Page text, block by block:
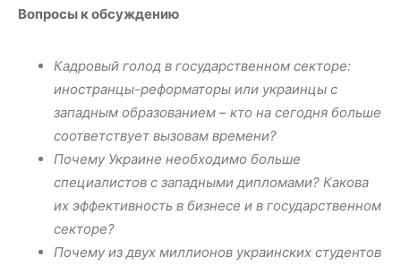
Вопросы к обсуждению
Кадровый голод в государственном секторе:
иностранцы-реформаторы или украинцы с
западным образованием – кто на сегодня больше
соответствует вызовам времени?
Почему Украине необходимо больше
специалистов с западными дипломами? Какова
их эффективность в бизнесе и в государственном
секторе?
Почему из двух миллионов украинских студентов